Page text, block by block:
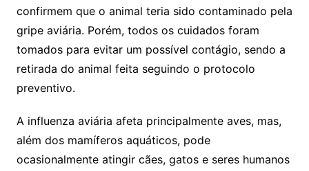
confirmem que o animal teria sido contaminado pela
gripe aviária. Porém, todos os cuidados foram
tomados para evitar um possível contágio, sendo a
retirada do animal feita seguindo o protocolo
preventivo.
A influenza aviária afeta principalmente aves, mas,
além dos mamíferos aquáticos, pode
ocasionalmente atingir cães, gatos e seres humanos